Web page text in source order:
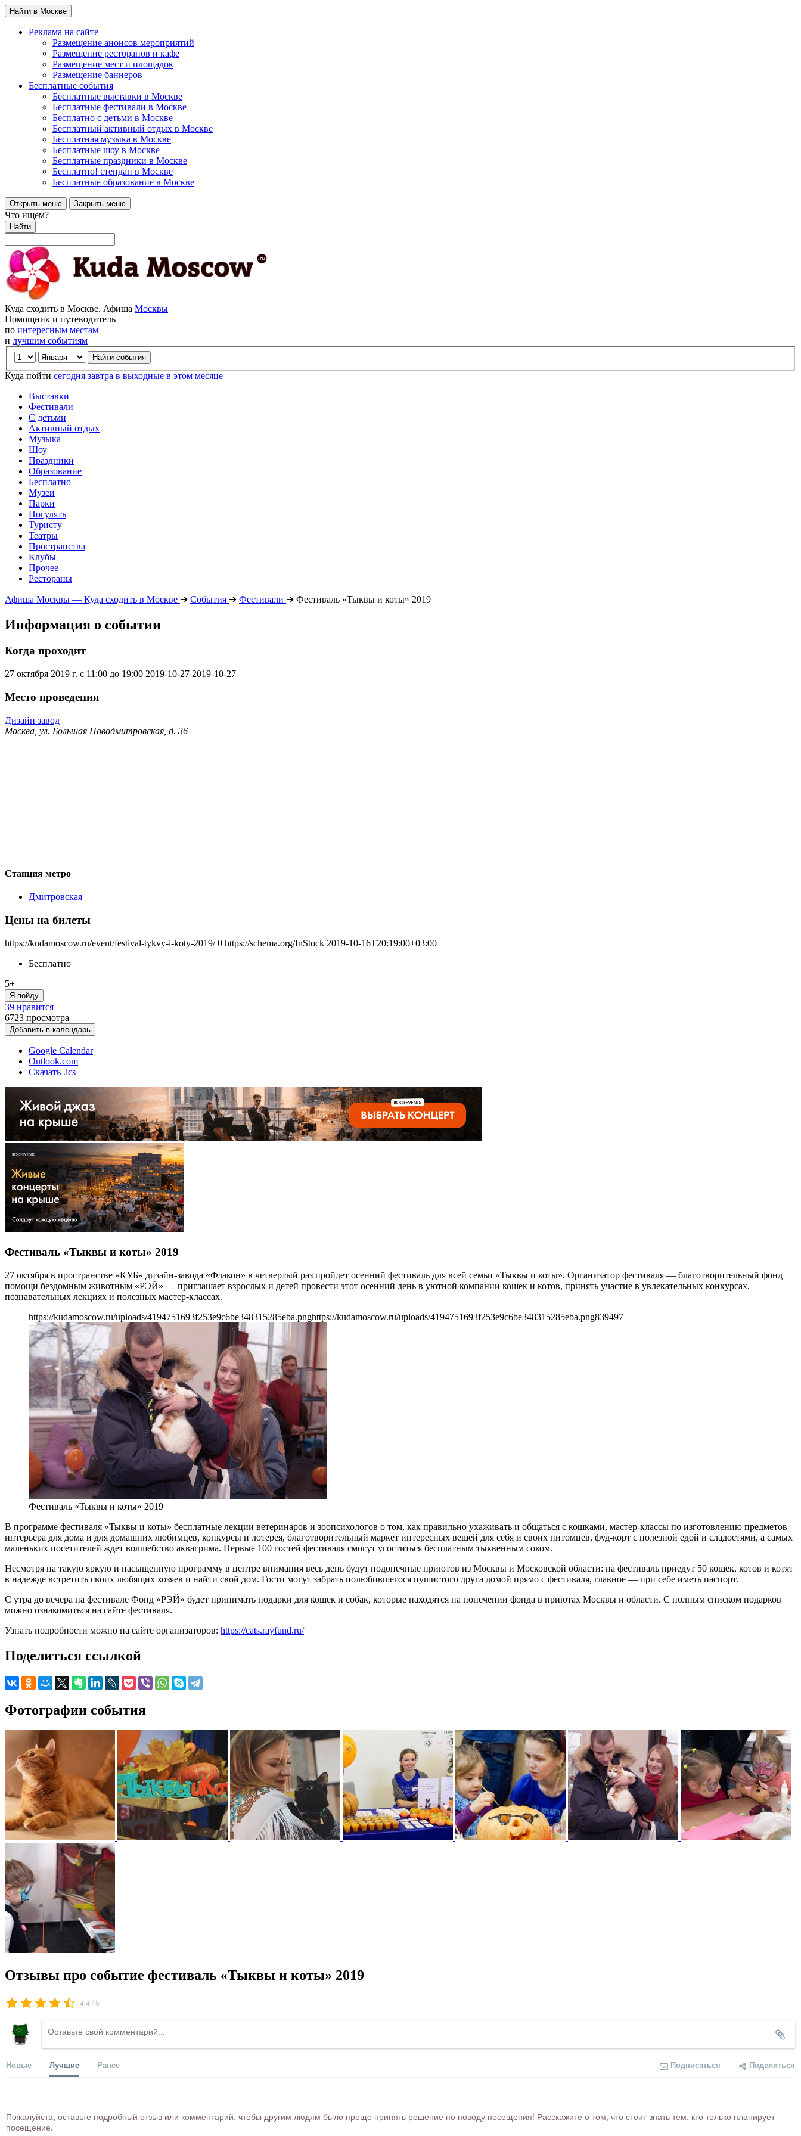
Найти в Москве
Реклама на сайте
Размещение анонсов мероприятий
Размещение ресторанов и кафе
Размещение мест и площадок
Размещение баннеров
Бесплатные события
Бесплатные выставки в Москве
Бесплатные фестивали в Москве
Бесплатно с детьми в Москве
Бесплатный активный отдых в Москве
Бесплатная музыка в Москве
Бесплатные шоу в Москве
Бесплатные праздники в Москве
Бесплатно! стендап в Москве
Бесплатные образование в Москве
Открыть меню Закрыть меню
Что ищем?
Найти
Куда сходить в Москве. Афиша Москвы
Помощник и путеводитель
по интересным местам
и лучшим событиям
Куда пойти сегодня завтра в выходные в этом месяце
Выставки
Фестивали
С детьми
Активный отдых
Музыка
Шоу
Праздники
Образование
Бесплатно
Музеи
Парки
Погулять
Туристу
Театры
Пространства
Клубы
Прочее
Рестораны
Афиша Москвы — Куда сходить в Москве ➔ События ➔ Фестивали ➔ Фестиваль «Тыквы и коты» 2019
Информация о событии
Когда проходит
27 октября 2019 г. с 11:00 до 19:00 2019-10-27 2019-10-27
Место проведения
Дизайн завод
Москва, ул. Большая Новодмитровская, д. 36
Станция метро
Дмитровская
Цены на билеты
https://kudamoscow.ru/event/festival-tykvy-i-koty-2019/ 0 https://schema.org/InStock 2019-10-16T20:19:00+03:00
Бесплатно
5+
Я пойду
39 нравится
6723 просмотра
Добавить в календарь
Google Calendar
Outlook.com
Скачать .ics
Фестиваль «Тыквы и коты» 2019
27 октября в пространстве «КУБ» дизайн-завода «Флакон» в четвертый раз пройдет осенний фестиваль для всей семьи «Тыквы и коты». Организатор фестиваля — благотворительный фонд
помощи бездомным животным «РЭЙ» — приглашает взрослых и детей провести этот осенний день в уютной компании кошек и котов, принять участие в увлекательных конкурсах,
познавательных лекциях и полезных мастер-классах.
https://kudamoscow.ru/uploads/4194751693f253e9c6be348315285eba.pnghttps://kudamoscow.ru/uploads/4194751693f253e9c6be348315285eba.png839497
Фестиваль «Тыквы и коты» 2019
В программе фестиваля «Тыквы и коты» бесплатные лекции ветеринаров и зоопсихологов о том, как правильно ухаживать и общаться с кошками, мастер-классы по изготовлению предметов
интерьера для дома и для домашних любимцев, конкурсы и лотерея, благотворительный маркет интересных вещей для себя и своих питомцев, фуд-корт с полезной едой и сладостями, а самых
маленьких посетителей ждет волшебство аквагрима. Первые 100 гостей фестиваля смогут угоститься бесплатным тыквенным соком.
Несмотря на такую яркую и насыщенную программу в центре внимания весь день будут подопечные приютов из Москвы и Московской области: на фестиваль приедут 50 кошек, котов и котят
в надежде встретить своих любящих хозяев и найти свой дом. Гости могут забрать полюбившегося пушистого друга домой прямо с фестиваля, главное — при себе иметь паспорт.
С утра до вечера на фестивале Фонд «РЭЙ» будет принимать подарки для кошек и собак, которые находятся на попечении фонда в приютах Москвы и области. С полным списком подарков
можно ознакомиться на сайте фестиваля.
Узнать подробности можно на сайте организаторов: https://cats.rayfund.ru/
Поделиться ссылкой
Фотографии события
Отзывы про событие фестиваль «Тыквы и коты» 2019
4.4 / 5
Новые Лучшие Ранее Подписаться Поделиться
Пожалуйста, оставьте подробный отзыв или комментарий, чтобы другим людям было проще принять решение по поводу посещения! Расскажите о том, что стоит знать тем, кто только планирует
посещение.